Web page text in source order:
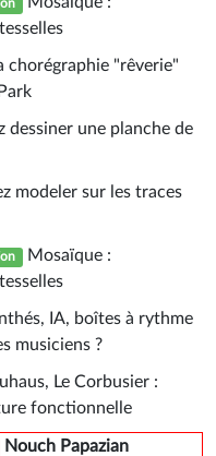
chorégraphie "rêverie"
dessiner une planche de
modeler sur les traces
Mosaïque :
IA, boîtes à rythme
musiciens ?
Le Corbusier :
fonctionnelle
Nouch Papazian